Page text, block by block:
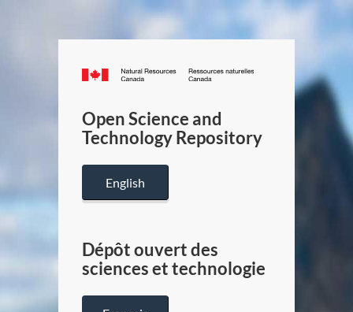
Canada.ca
/
Canada
Open Science and
Technology Repository
English
Dépôt ouvert des
sciences et technologie